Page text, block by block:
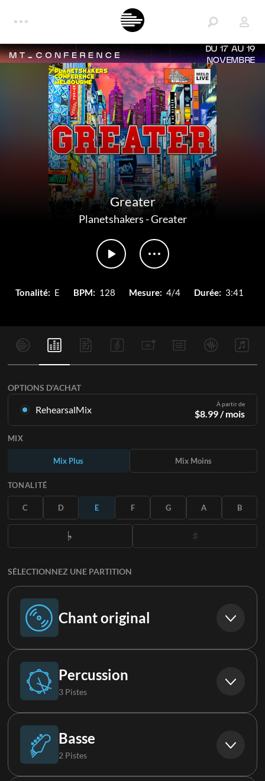
DU 17 AU 19
NOVEMBRE
Greater
Planetshakers-Greater
Tonalité: E BPM: 128 Mesure: 4/4 Durée: 3:41
OPTIONS D'ACHAT
RehearsalMix À partir de
$8.99/ mois
Disponible dans les 12 tonalités avec des Mix Plus et Moins
pour chaque partition et le chant original.
S'ABONNER
MIX
Mix Plus Mix Moins
TONALITÉ
C D E F G A B
SÉLECTIONNEZ UNE PARTITION
Chant original
Chant original
Percussion
3 Pistes
Batterie (Live)
Basse
2 Pistes